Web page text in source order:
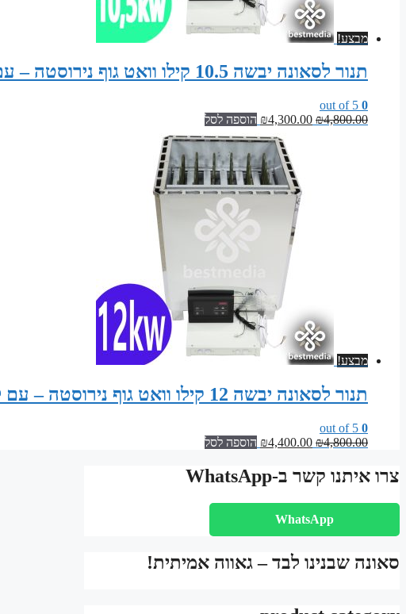
מבצע!
תנור לסאונה יבשה 10.5 קילו וואט גוף נירוסטה – עם לוח פיקוד דיגיטלי לקשרי חיצוני
0
₪4,800.00
המחיר
₪4,800.00.
₪4,300.00
המחיר
הנוכחי
הוא:
₪4,300.00.
הוספה לסל
מבצע!
תנור לסאונה יבשה 12 קילו וואט גוף נירוסטה – עם לוח פיקוד דיגיטלי
0
₪4,800.00
המחיר
היה:
₪4,800.00.
₪4,400.00
המחיר
הוא:
₪4,400.00.
הוספה לסל
צרו איתנו קשר ב-WhatsApp
WhatsApp
סאונה שבנינו לבד – גאווה אמיתית!